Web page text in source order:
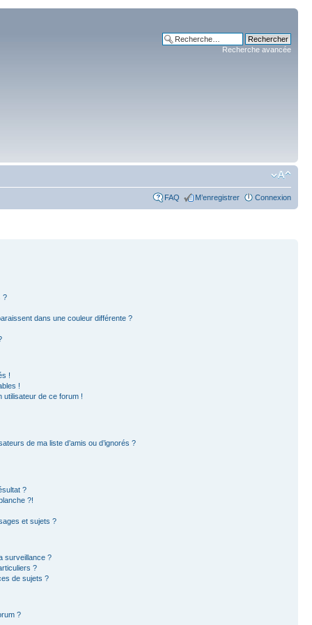
Recherche avancée
FAQ M’enregistrer Connexion
?
dans une couleur différente ?
!
!
utilisateur de ce forum !
de ma liste d’amis ou d’ignorés ?
?
?!
et sujets ?
surveillance ?
?
de sujets ?
?